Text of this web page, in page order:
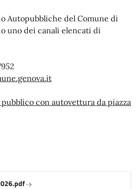
Autopubbliche del Comune di
uno dei canali elencati di
con autovettura da piazza